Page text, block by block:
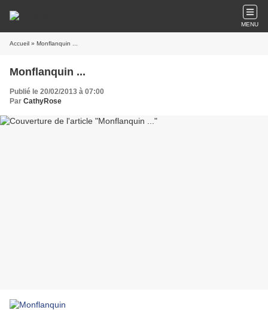
MENU
Accueil » Monflanquin ...
Monflanquin ...
Publié le 20/02/2013 à 07:00
Par CathyRose